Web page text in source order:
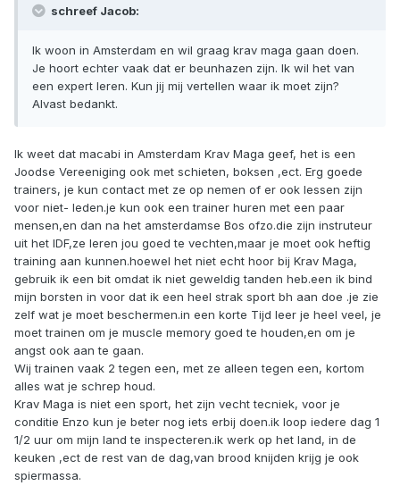
schreef Jacob:
Ik woon in Amsterdam en wil graag krav maga gaan doen.
Je hoort echter vaak dat er beunhazen zijn. Ik wil het van
een expert leren. Kun jij mij vertellen waar ik moet zijn?
Alvast bedankt.
Ik weet dat macabi in Amsterdam Krav Maga geef, het is een
Joodse Vereeniging ook met schieten, boksen ,ect. Erg goede
trainers, je kun contact met ze op nemen of er ook lessen zijn
voor niet- leden.je kun ook een trainer huren met een paar
mensen,en dan na het amsterdamse Bos ofzo.die zijn instruteur
uit het IDF,ze leren jou goed te vechten,maar je moet ook heftig
training aan kunnen.hoewel het niet echt hoor bij Krav Maga,
gebruik ik een bit omdat ik niet geweldig tanden heb.een ik bind
mijn borsten in voor dat ik een heel strak sport bh aan doe .je zie
zelf wat je moet beschermen.in een korte Tijd leer je heel veel, je
moet trainen om je muscle memory goed te houden,en om je
angst ook aan te gaan.
Wij trainen vaak 2 tegen een, met ze alleen tegen een, kortom
alles wat je schrep houd.
Krav Maga is niet een sport, het zijn vecht tecniek, voor je
conditie Enzo kun je beter nog iets erbij doen.ik loop iedere dag 1
1/2 uur om mijn land te inspecteren.ik werk op het land, in de
keuken ,ect de rest van de dag,van brood knijden krijg je ook
spiermassa.